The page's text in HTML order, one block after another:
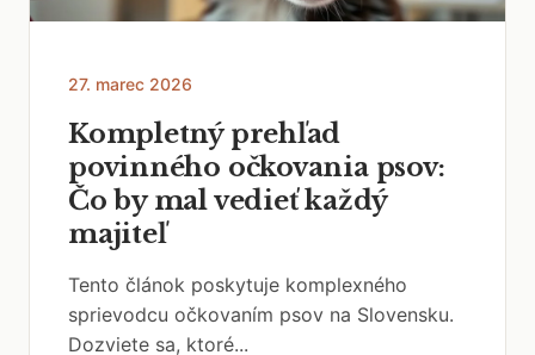
27. marec 2026
Kompletný prehľad
povinného očkovania psov:
Čo by mal vedieť každý
majiteľ
Tento článok poskytuje komplexného
sprievodcu očkovaním psov na Slovensku.
Dozviete sa, ktoré...